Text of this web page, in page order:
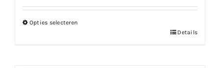
Opties selecteren
Details